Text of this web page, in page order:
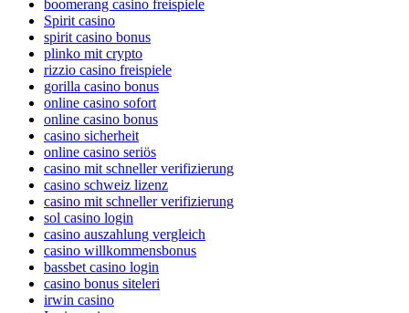
boomerang casino freispiele
Spirit casino
spirit casino bonus
plinko mit crypto
rizzio casino freispiele
gorilla casino bonus
online casino sofort
online casino bonus
casino sicherheit
online casino seriös
casino mit schneller verifizierung
casino schweiz lizenz
casino mit schneller verifizierung
sol casino login
casino auszahlung vergleich
casino willkommensbonus
bassbet casino login
casino bonus siteleri
irwin casino